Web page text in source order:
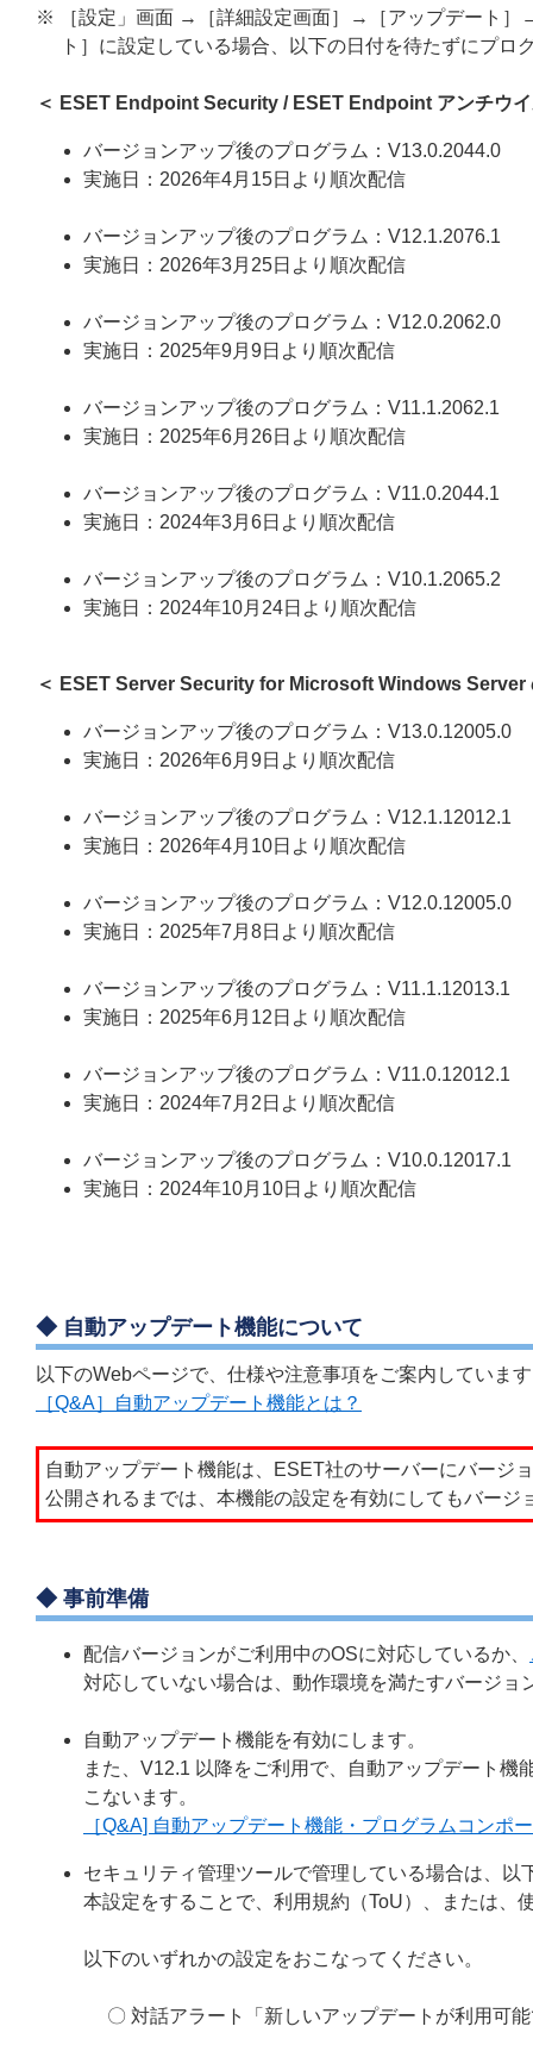
※ ［設定」画面 →［詳細設定画面］→［アップデート］
ト］に設定している場合、以下の日付を待たずにプロ
＜ ESET Endpoint Security / ESET Endpoint アンチウ
バージョンアップ後のプログラム：V13.0.2044.0
実施日：2026年4月15日より順次配信
バージョンアップ後のプログラム：V12.1.2076.1
実施日：2026年3月25日より順次配信
バージョンアップ後のプログラム：V12.0.2062.0
実施日：2025年9月9日より順次配信
バージョンアップ後のプログラム：V11.1.2062.1
実施日：2025年6月26日より順次配信
バージョンアップ後のプログラム：V11.0.2044.1
実施日：2024年3月6日より順次配信
バージョンアップ後のプログラム：V10.1.2065.2
実施日：2024年10月24日より順次配信
＜ ESET Server Security for Microsoft Windows Server
バージョンアップ後のプログラム：V13.0.12005.0
実施日：2026年6月9日より順次配信
バージョンアップ後のプログラム：V12.1.12012.1
実施日：2026年4月10日より順次配信
バージョンアップ後のプログラム：V12.0.12005.0
実施日：2025年7月8日より順次配信
バージョンアップ後のプログラム：V11.1.12013.1
実施日：2025年6月12日より順次配信
バージョンアップ後のプログラム：V11.0.12012.1
実施日：2024年7月2日より順次配信
バージョンアップ後のプログラム：V10.0.12017.1
実施日：2024年10月10日より順次配信
◆ 自動アップデート機能について
以下のWebページで、仕様や注意事項をご案内していま
［Q&A］自動アップデート機能とは？
自動アップデート機能は、ESET社のサーバーにバージ
公開されるまでは、本機能の設定を有効にしてもバージ
◆ 事前準備
配信バージョンがご利用中のOSに対応しているか、
対応していない場合は、動作環境を満たすバージ
自動アップデート機能を有効にします。
また、V12.1 以降をご利用で、自動アップデート
こないます。
［Q&A] 自動アップデート機能・プログラムコン
セキュリティ管理ツールで管理している場合は、以
本設定をすることで、利用規約（ToU）、または、
以下のいずれかの設定をおこなってください。
〇 対話アラート「新しいアップデートが利用可